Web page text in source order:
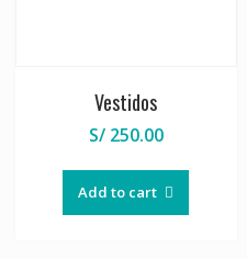
Vestidos
S/250.00
Add to cart